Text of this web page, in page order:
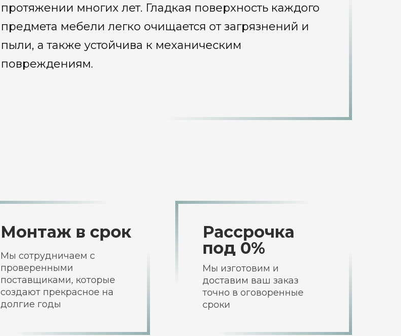
протяжении многих лет. Гладкая поверхность каждого
предмета мебели легко очищается от загрязнений и
пыли, а также устойчива к механическим
повреждениям.
Мы изготовим и
доставим ваш заказ
точно в оговоренные
сроки
Мы сотрудничаем с
проверенными
поставщиками, которые
создают прекрасное на
долгие годы
Рассрочка
под 0%
Монтаж в срок